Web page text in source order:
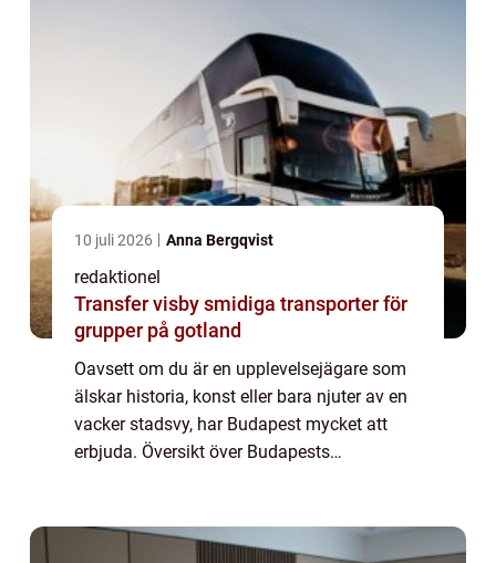
10 juli 2026 Anna Bergqvist
redaktionel
Transfer visby smidiga transporter för
grupper på gotland
Oavsett om du är en upplevelsejägare som
älskar historia, konst eller bara njuter av en
vacker stadsvy, har Budapest mycket att
erbjuda. Översikt över Budapests
intre...